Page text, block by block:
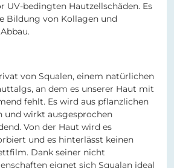
UV-bedingten Hautzellschäden. Es
Bildung von Kollagen und
von Squalen, einem natürlichen
an dem es unserer Haut mit
fehlt. Es wird aus pflanzlichen
und wirkt ausgesprochen
Von der Haut wird es
und es hinterlässt keinen
Dank seiner nicht
eignet sich Squalan ideal